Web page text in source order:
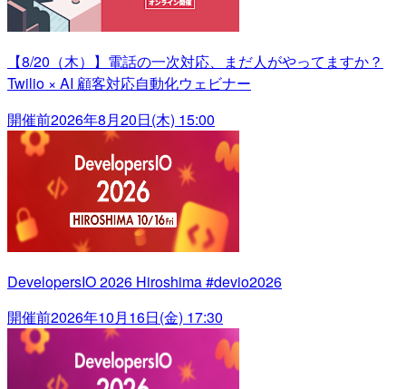
【8/20（木）】電話の一次対応、まだ人がやってますか？
Twilio × AI 顧客対応自動化ウェビナー
開催前2026年8月20日(木) 15:00
DevelopersIO 2026 Hiroshima #devio2026
開催前2026年10月16日(金) 17:30